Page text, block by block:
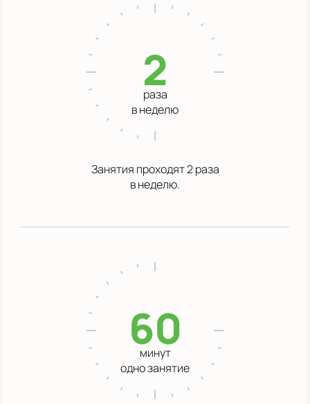
2
раза
в неделю
Занятия проходят 2 раза
в неделю.
60
минут
одно занятие